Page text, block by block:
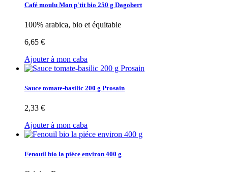
Café moulu Mon p'tit bio 250 g Dagobert
100% arabica, bio et équitable
6,65 €
Ajouter à mon caba
Sauce tomate-basilic 200 g Prosain
2,33 €
Ajouter à mon caba
Fenouil bio la piéce environ 400 g